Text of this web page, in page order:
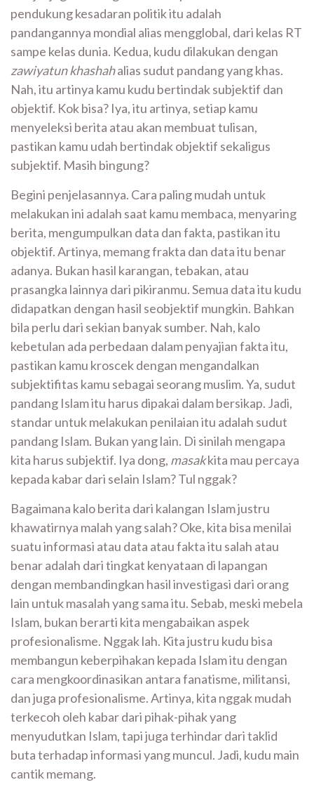
pendukung kesadaran politik itu adalah
pandangannya mondial alias mengglobal, dari kelas RT
sampe kelas dunia. Kedua, kudu dilakukan dengan
zawiyatun khashahalias sudut pandang yang khas.
Nah, itu artinya kamu kudu bertindak subjektif dan
objektif. Kok bisa? Iya, itu artinya, setiap kamu
menyeleksi berita atau akan membuat tulisan,
pastikan kamu udah bertindak objektif sekaligus
subjektif. Masih bingung?
Begini penjelasannya. Cara paling mudah untuk
melakukan ini adalah saat kamu membaca, menyaring
berita, mengumpulkan data dan fakta, pastikan itu
objektif. Artinya, memang frakta dan data itu benar
adanya. Bukan hasil karangan, tebakan, atau
prasangka lainnya dari pikiranmu. Semua data itu kudu
didapatkan dengan hasil seobjektif mungkin. Bahkan
bila perlu dari sekian banyak sumber. Nah, kalo
kebetulan ada perbedaan dalam penyajian fakta itu,
pastikan kamu kroscek dengan mengandalkan
subjektifitas kamu sebagai seorang muslim. Ya, sudut
pandang Islam itu harus dipakai dalam bersikap. Jadi,
standar untuk melakukan penilaian itu adalah sudut
pandang Islam. Bukan yang lain. Di sinilah mengapa
kita harus subjektif. Iya dong, masakkita mau percaya
kepada kabar dari selain Islam? Tul nggak?
Bagaimana kalo berita dari kalangan Islam justru
khawatirnya malah yang salah? Oke, kita bisa menilai
suatu informasi atau data atau fakta itu salah atau
benar adalah dari tingkat kenyataan di lapangan
dengan membandingkan hasil investigasi dari orang
lain untuk masalah yang sama itu. Sebab, meski mebela
Islam, bukan berarti kita mengabaikan aspek
profesionalisme. Nggak lah. Kita justru kudu bisa
membangun keberpihakan kepada Islam itu dengan
cara mengkoordinasikan antara fanatisme, militansi,
dan juga profesionalisme. Artinya, kita nggak mudah
terkecoh oleh kabar dari pihak-pihak yang
menyudutkan Islam, tapi juga terhindar dari taklid
buta terhadap informasi yang muncul. Jadi, kudu main
cantik memang.